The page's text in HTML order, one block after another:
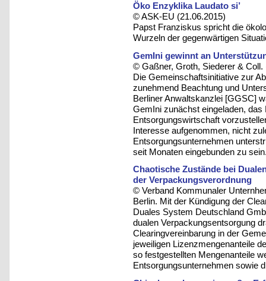
Öko Enzyklika Laudato si’
© ASK-EU (21.06.2015)
Papst Franziskus spricht die
Wurzeln der gegenwärtigen
GemIni gewinnt an
© Gaßner, Groth, Siederer & Coll.
Die Gemeinschaftsinitiative zur
zunehmend Beachtung und
Berliner Anwaltskanzlei [GGSC]
GemIni zunächst eingeladen,
Entsorgungswirtschaft
Interesse aufgenommen, nicht
Entsorgungsunternehmen
seit Monaten eingebunden zu
Chaotische Zustände bei
der Verpackungsverordnung
© Verband Kommunaler
Berlin. Mit der Kündigung der
Duales System Deutschland
dualen Verpackungsentsorgung
Clearingvereinbarung in der
jeweiligen Lizenzmengenanteile
so festgestellten Mengenanteile
Entsorgungsunternehmen sowie